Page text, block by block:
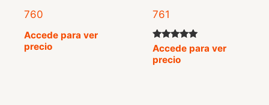
760
Accede para ver
precio
761
Valorado
con
5.00
Accede para ver
precio